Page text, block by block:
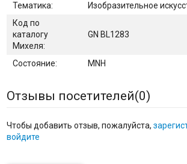
Тематика:
Изобразительное
Код по
каталогу
Михеля:
GN BL1283
Состояние: MNH
Отзывы посетителей(0)
Чтобы добавить отзыв, пожалуйста,
войдите